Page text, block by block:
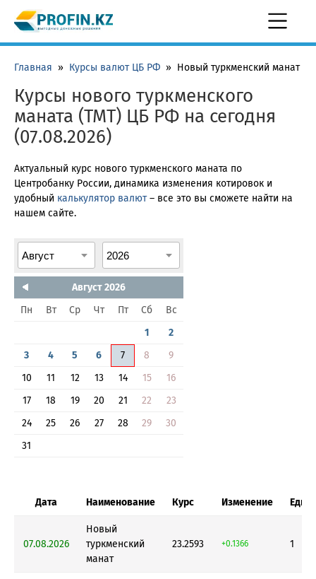
Главная » Курсы валют ЦБ РФ » Новый туркменский манат
Курсы нового туркменского
маната (TMT) ЦБ РФ на сегодня
(07.08.2026)
Актуальный курс нового туркменского маната по
Центробанку России, динамика изменения котировок и
удобный калькулятор валют– все это вы сможете найти на
нашем сайте.
Август 2026
Пн
Вт Ср Чт Пт Сб
Вс
1
2
3
4 5 6 7 8
9
10
11 12 13 14 15
16
17
18 19 20 21 22
23
24
25 26 27 28 29
30
31
Дата Наименование Курс Изменение
07.08.2026
Новый
туркменский
манат
23.2593 +0.1366 1